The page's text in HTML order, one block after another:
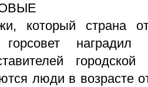
который страна
горсовет
люди в возрасте